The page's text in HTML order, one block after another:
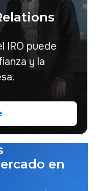
IRO puede
y la
en